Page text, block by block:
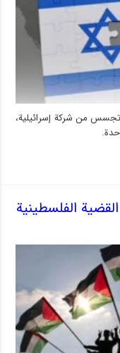
من شركة إسرائيلية،
الفلسطينية